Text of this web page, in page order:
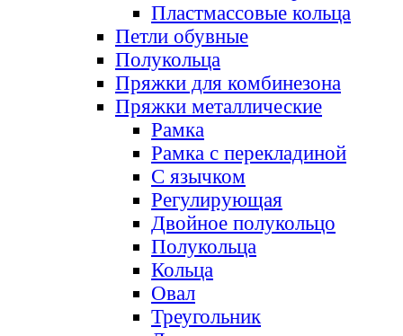
Пластмассовые кольца
Петли обувные
Полукольца
Пряжки для комбинезона
Пряжки металлические
Рамка
Рамка с перекладиной
С язычком
Регулирующая
Двойное полукольцо
Полукольца
Кольца
Овал
Треугольник